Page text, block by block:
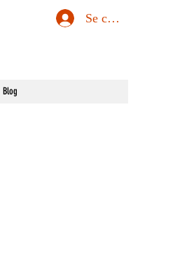
Se connecter
Blog